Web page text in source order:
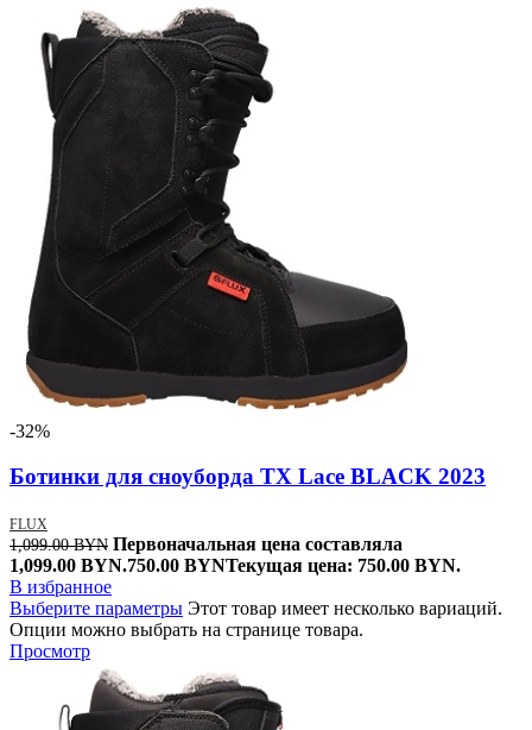
-32%
Ботинки для сноуборда TX Lace BLACK 2023
FLUX
1,099.00BYN Первоначальная цена составляла
1,099.00 BYN.750.00 BYNТекущая цена: 750.00 BYN.
В избранное
Выберите параметры Этот товар имеет несколько вариаций.
Опции можно выбрать на странице товара.
Просмотр